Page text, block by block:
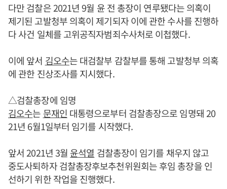
다만 검찰은 2021년 9월 윤 전 총장이 연루됐다는 의혹이
제기된 고발청부 의혹이 제기되자 이에 관한 수사를 진행하
다 사건 일체를 고위공직자범죄수사처로 이첩했다.
이에 앞서 김오수는 대검찰부 감찰부를 통해 고발청부 의혹
에 관한 진상조사를 지시했다.
△검찰총장에 임명
김오수는 문재인 대통령으로부터 검찰총장으로 임명돼 20
21년 6월1일부터 임기를 시작했다.
앞서 2021년 3월 윤석열 검찰총장이 임기를 채우지 않고
중도사퇴하자 검찰총장후보추천위원회는 후임 총장을 인
선하기 위한 작업을 진행했다.